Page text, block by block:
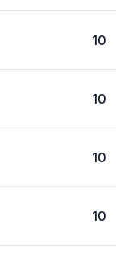
10
10
10
10